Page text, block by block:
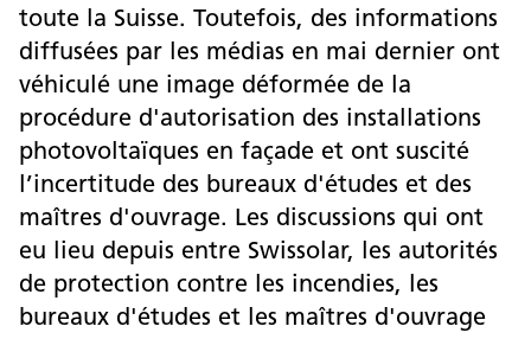
toute la Suisse. Toutefois, des informations
diffusées par les médias en mai dernier ont
véhiculé une image déformée de la
procédure d'autorisation des installations
photovoltaïques en façade et ont suscité
l’incertitude des bureaux d'études et des
maîtres d'ouvrage. Les discussions qui ont
eu lieu depuis entre Swissolar, les autorités
de protection contre les incendies, les
bureaux d'études et les maîtres d'ouvrage